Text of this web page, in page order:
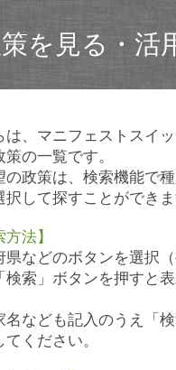
を見る・活
は、マニフェストスイ
策の一覧です。
の政策は、検索機能で
択して探すことができま
方法】
県などのボタンを選択
検索」ボタンを押すと
名なども記入のうえ「
てください。